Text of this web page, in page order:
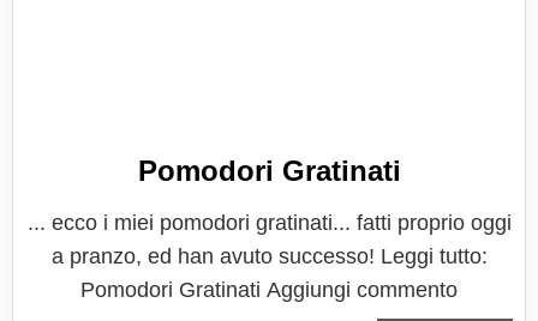
Pomodori Gratinati
... ecco i miei pomodori gratinati... fatti proprio oggi
a pranzo, ed han avuto successo! Leggi tutto:
Pomodori Gratinati Aggiungi commento